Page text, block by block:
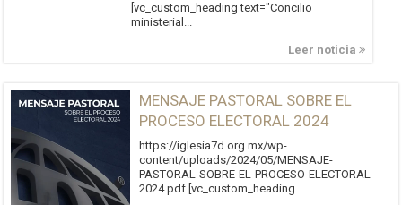
[vc_custom_heading text="Concilio
ministerial...
Leer noticia
MENSAJE PASTORAL SOBRE EL
PROCESO ELECTORAL 2024
https://iglesia7d.org.mx/wp-
content/uploads/2024/05/MENSAJE-
PASTORAL-SOBRE-EL-PROCESO-ELECTORAL-
2024.pdf [vc_custom_heading...